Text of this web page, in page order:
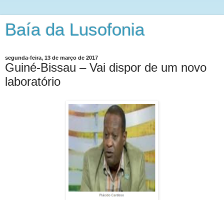
Baía da Lusofonia
segunda-feira, 13 de março de 2017
Guiné-Bissau – Vai dispor de um novo
laboratório